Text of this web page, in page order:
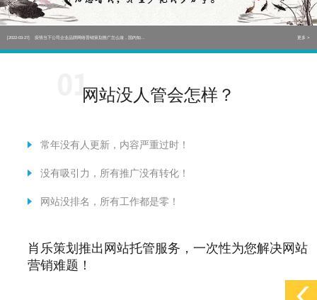
[2022-05-04] 污水处理设备厂家产品如何做网络推广（污水处理项目网... 更多 >
[2022-03-27] 疫情当下公司企业品牌网络营销策划推广怎么做，国内知... 更多 >
实体门店如何做网络推广吸引客户，实体店网络营销技巧...
网站没人管会怎样？
常年没有人更新，内容严重过时！
没有吸引力，所有推广没有转化！
网站没排名，所有工作都是零！
肖乐策划推出网站托管服务，一次性为您解决网站
营销难题！